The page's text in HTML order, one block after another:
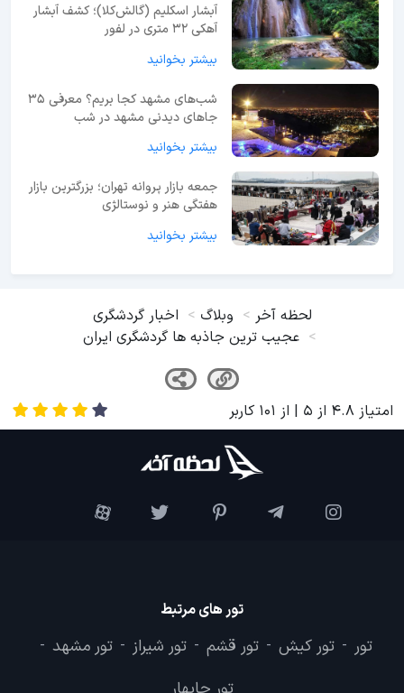
آبشار اسکلیم (گالش‌کلا)؛ کشف آبشار
آهکی ۳۲ متری در لفور
بیشتر بخوانید
شب‌های مشهد کجا بریم؟ معرفی 35
جاهای دیدنی مشهد در شب
بیشتر بخوانید
جمعه بازار پروانه تهران؛ بزرگترین بازار
هفتگی هنر و نوستالژی
بیشتر بخوانید
لحظه آخر وبلاگ
اخبار گردشگری
عجیب ترین جاذبه ها گردشگری ایران
امتیاز 4.8 از 5 | از 101 کاربر
تور های مرتبط
تور - تور کیش - تور قشم - تور شیراز - تور مشهد -